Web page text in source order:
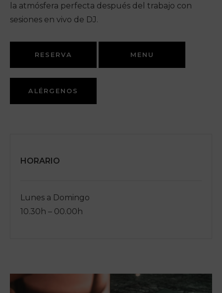
la atmósfera perfecta después del trabajo con
sesiones en vivo de DJ.
RESERVA MENU
ALÉRGENOS
HORARIO
Lunes a Domingo
10.30h – 00.00h